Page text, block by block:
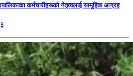
कर्मचारीहरूको नेतृत्वलाई सामूहिक आग्रह